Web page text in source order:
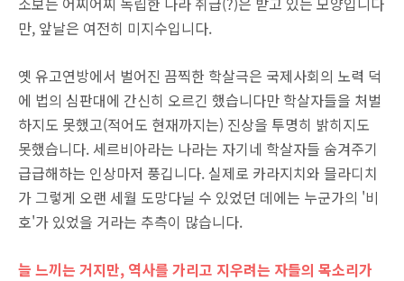
만, 앞날은 여전히 미지수입니다.
옛 유고연방에서 벌어진 끔찍한 학살극은 국제사회의 노력 덕
에 법의 심판대에 간신히 오르긴 했습니다만 학살자들을 처벌
하지도 못했고(적어도 현재까지는) 진상을 투명히 밝히지도
못했습니다. 세르비아라는 나라는 자기네 학살자들 숨겨주기
급급해하는 인상마저 풍깁니다. 실제로 카라지치와 믈라디치
가 그렇게 오랜 세월 도망다닐 수 있었던 데에는 누군가의 '비
호'가 있었을 거라는 추측이 많습니다.
늘 느끼는 거지만, 역사를 가리고 지우려는 자들의 목소리가